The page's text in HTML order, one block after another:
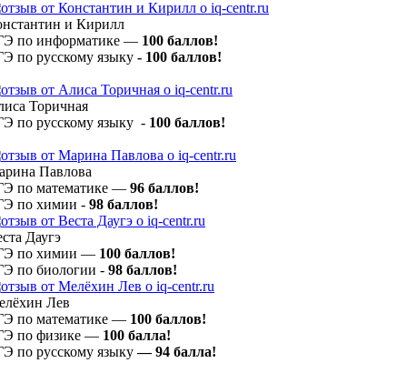
и Кирилл
по информатике — 100 баллов!
по русскому языку - 100 баллов!
Торичная
по русскому языку - 100 баллов!
Павлова
по математике — 96 баллов!
по химии - 98 баллов!
Даугэ
по химии — 100 баллов!
по биологии - 98 баллов!
Лев
по математике — 100 баллов!
по физике — 100 балла!
по русскому языку— 94 балла!